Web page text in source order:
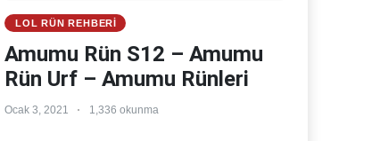
LOL RÜN REHBERI
Amumu Rün S12 – Amumu
Rün Urf – Amumu Rünleri
Ocak 3, 2021 1,336 okunma